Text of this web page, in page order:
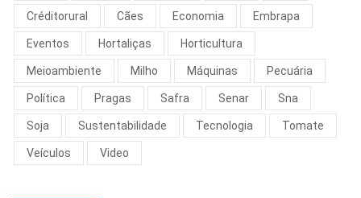
Créditorural Cães Economia Embrapa
Eventos Hortaliças Horticultura
Meioambiente Milho Máquinas Pecuária
Política Pragas Safra Senar Sna
Soja Sustentabilidade Tecnologia Tomate
Veículos Video